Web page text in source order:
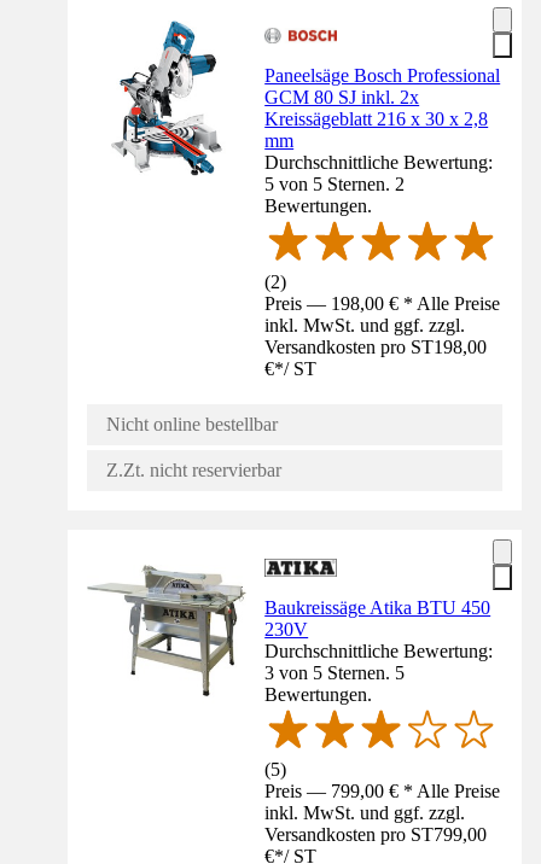
Paneelsäge Bosch Professional
GCM 80 SJ inkl. 2x
Kreissägeblatt 216 x 30 x 2,8
mm
Durchschnittliche Bewertung:
5 von 5 Sternen. 2
Bewertungen.
(2)
Preis — 198,00 € * Alle Preise
inkl. MwSt. und ggf. zzgl.
Versandkosten pro ST198,00
€*/ ST
Nicht online bestellbar
Z.Zt. nicht reservierbar
Baukreissäge Atika BTU 450
230V
Durchschnittliche Bewertung:
3 von 5 Sternen. 5
Bewertungen.
(5)
Preis — 799,00 € * Alle Preise
inkl. MwSt. und ggf. zzgl.
Versandkosten pro ST799,00
€*/ ST